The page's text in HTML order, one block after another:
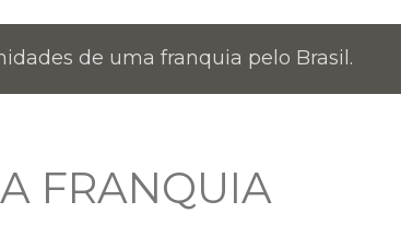
de uma franquia pelo Brasil.
FRANQUIA